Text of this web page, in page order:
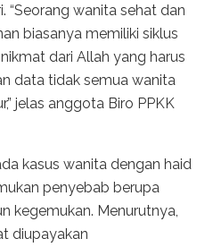
“Seorang wanita sehat dan
biasanya memiliki siklus
dari Allah yang harus
data tidak semua wanita
jelas anggota Biro PPKK
kasus wanita dengan haid
penyebab berupa
kegemukan. Menurutnya,
diupayakan